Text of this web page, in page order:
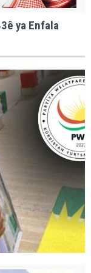
ya Enfala